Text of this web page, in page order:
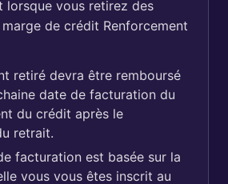
lorsque vous retirez des
de crédit Renforcement
retiré devra être remboursé
date de facturation du
du crédit après le
retrait.
facturation est basée sur la
vous vous êtes inscrit au